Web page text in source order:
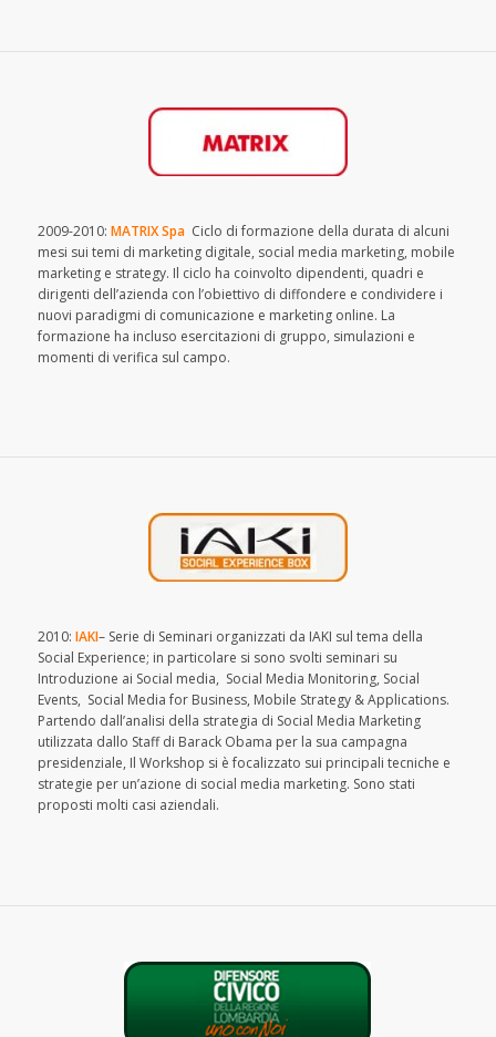
2009-2010: MATRIX SpaCiclo di formazione della durata di alcuni
mesi sui temi di marketing digitale, social media marketing, mobile
marketing e strategy. Il ciclo ha coinvolto dipendenti, quadri e
dirigenti dell’azienda con l’obiettivo di diffondere e condividere i
nuovi paradigmi di comunicazione e marketing online. La
formazione ha incluso esercitazioni di gruppo, simulazioni e
momenti di verifica sul campo.
2010: IAKI– Serie di Seminari organizzati da IAKI sul tema della
Social Experience; in particolare si sono svolti seminari su
Introduzione ai Social media, Social Media Monitoring, Social
Events, Social Media for Business, Mobile Strategy & Applications.
Partendo dall’analisi della strategia di Social Media Marketing
utilizzata dallo Staff di Barack Obama per la sua campagna
presidenziale, Il Workshop si è focalizzato sui principali tecniche e
strategie per un’azione di social media marketing. Sono stati
proposti molti casi aziendali.